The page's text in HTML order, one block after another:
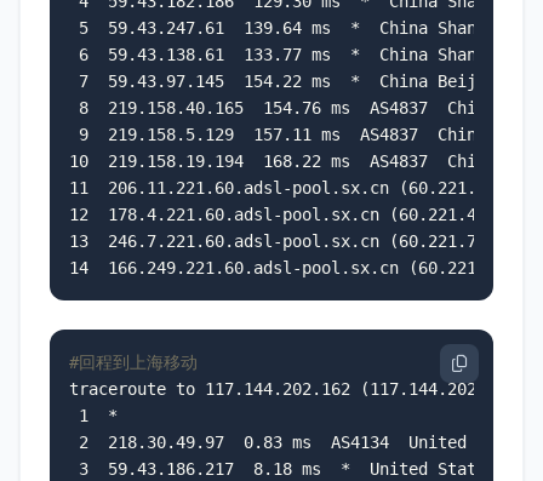
5  59.43.247.61  139.64 ms  *  China Shanghai
6  59.43.138.61  133.77 ms  *  China Shanghai
7  59.43.97.145  154.22 ms  *  China Beijing
8  219.158.40.165  154.76 ms  AS4837  China
9  219.158.5.129  157.11 ms  AS4837  China
10  219.158.19.194  168.22 ms  AS4837  China
11  206.11.221.60.adsl-pool.sx.cn
12  178.4.221.60.adsl-pool.sx.cn (60.221.4.178)
13  246.7.221.60.adsl-pool.sx.cn (60.221.7.246)
14  166.249.221.60.adsl-pool.sx.cn
#回程到上海移动
traceroute to 117.144.202.162 (117.144.202.162),
1  *
2  218.30.49.97  0.83 ms  AS4134  United States
3  59.43.186.217  8.18 ms  *  United States